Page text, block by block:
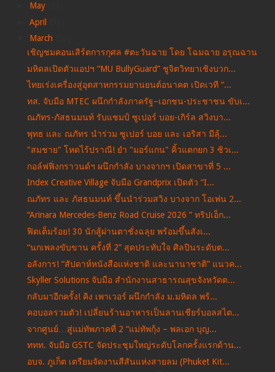
May
April
March
เชิญชมคอนเสิร์ตการกุศล #ตะวันฉาย โดย โฉมฉาย อรุณฉาน
มหิดลเปิดตัวแอปฯ “MU BullyGuard” ชูจิตวิทยาเชิงบวก...
ไทยเร่งเครื่องสู่อุตสาหกรรมยานยนต์อนาคต เปิดเวที “...
ทส. จับมือ MTEC ผนึกกำลังภาครัฐ–เอกชน-ประชาชน ขับเ...
ณภัทร-ภัสธนมนท์ รับแชมป์ ซูเปอร์ บอย-เกิร์ล สวิงบา...
พุทธ และ ณภัทร นำร่วม ซูเปอร์ บอย และ เอริสา มีลุ้...
"สมชาย" โหดไร้ปราณี! ยำ "มอร์แกน" คิ้วแตกยก 3 ซิวเ...
กอล์ฟฟิ่งกราวนด์ฯ ผนึกกำลัง บางจากฯ เปิดสาขาที่ 5 ...
Index Creative Village จับมือ Grandprix เปิดตัว “I...
ณภัทร และ ภัสธนมนท์ ขึ้นนำร่วมสวิง บางจาก โอเพ่น 2...
“Arinara Mercedes-Benz Road Cruise 2026 ” ทริปเอ็ก...
ฟิตเต็มร้อย! 30 นักสู้ผ่านตาชั่งฉลุย พร้อมขึ้นสังเ...
“นกเพลงขับขาน ครั้งที่ 2” สุดประทับใจ ศิลปินระดับต...
อลังการ! “สัปดาห์หนังสือแห่งชาติ และนานาชาติ” แนวค...
Skyller Solutions จับมือ สำนักงานสาธารณสุขจังหวัดต...
กลับมาอีกครั้ง! คิง เพาเวอร์ ผนึกกำลัง ม.มหิดล พร้...
คอบอลรวมตัว! เปลี่ยนร้านอาหารเป็นลานเชียร์บอลสไต...
จากศูนย์…สู่แม่ทัพภาคที่ 2 “แม่ทัพกุ้ง – พลเอก บุญ...
ททท. จับมือ GSTC จัดประชุมใหญ่ระดับโลกครั้งแรกด้าน...
อบจ. ภูเก็ต เตรียมจัดงานสีสันแห่งสายลม (Phuket Kit...